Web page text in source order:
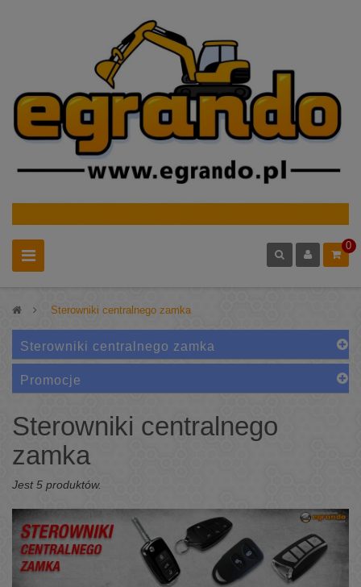
0
> Sterowniki centralnego zamka
Sterowniki centralnego zamka
Promocje
Sterowniki centralnego
zamka
Jest 5 produktów.